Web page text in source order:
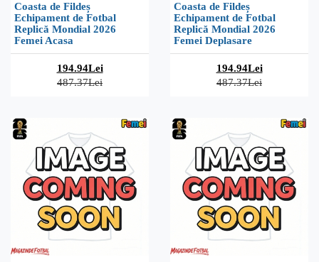
Coasta de Fildeș
Echipament de Fotbal
Replică Mondial 2026
Femei Acasa
194.94Lei
487.37Lei
Coasta de Fildeș
Echipament de Fotbal
Replică Mondial 2026
Femei Deplasare
194.94Lei
487.37Lei